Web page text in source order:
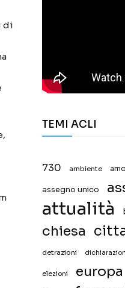
di
TEMI ACLI
730 ambiente
assegno unico
attualità
chiesa
detrazioni
elezioni europa